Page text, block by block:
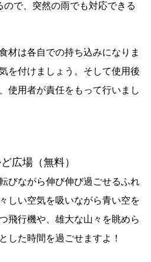
ので、突然の雨でも対応できる
材は各自での持ち込みになりま
を付けましょう。そして使用後
使用者が責任をもって行いまし
広場（無料）
びながら伸び伸び過ごせるふれ
しい空気を吸いながら青い空を
飛行機や、雄大な山々を眺めら
した時間を過ごせますよ！